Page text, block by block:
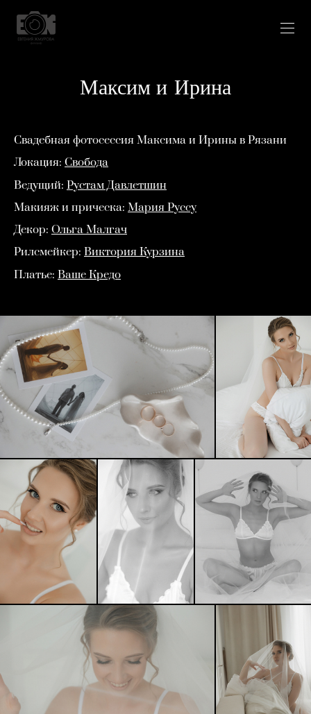
Максим и Ирина
Свадебная фотосессия Максима и Ирины в Рязани
Локация: Свобода
Ведущий: Рустам Давлетшин
Макияж и прическа: Мария Руссу
Декор: Ольга Малгач
Рилсмейкер: Виктория Курзина
Платье: Ваше Кредо